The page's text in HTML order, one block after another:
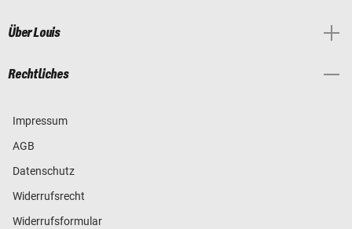
Über Louis
Rechtliches
Impressum
AGB
Datenschutz
Widerrufsrecht
Widerrufsformular